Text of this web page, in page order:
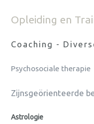
Opleiding en
Coaching -
Psychosociale therapie
Zijnsgeörienteerde
Astrologie